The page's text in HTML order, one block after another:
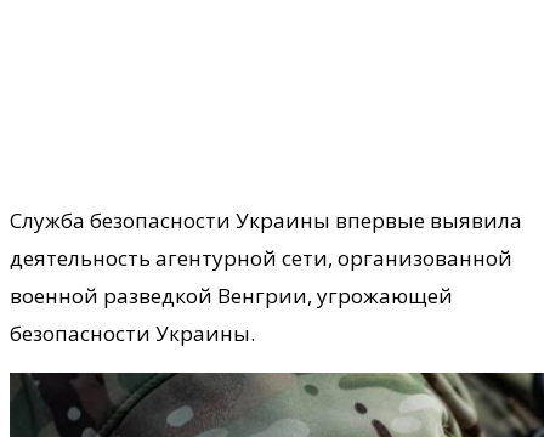
Служба безопасности Украины впервые выявила
деятельность агентурной сети, организованной
военной разведкой Венгрии, угрожающей
безопасности Украины.